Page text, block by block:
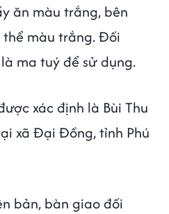
ăn màu trắng, bên
màu trắng. Đối
ma tuý để sử dụng.
xác định là Bùi Thu
xã Đại Đồng, tỉnh Phú
bản, bàn giao đối